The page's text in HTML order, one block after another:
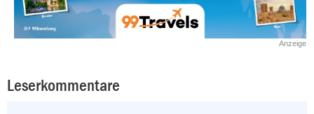
Anzeige
Leserkommentare